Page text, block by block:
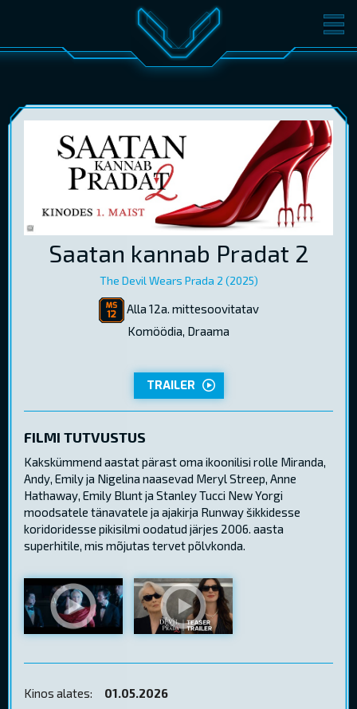
FILMID PILETID
KINKEKAARDID
RUS LOGI SISSE
Saatan kannab Pradat 2
The Devil Wears Prada 2 (2025)
Alla 12a. mittesoovitatav
Komöödia, Draama
TRAILER
FILMI TUTVUSTUS
Kakskümmend aastat pärast oma ikoonilisi rolle Miranda,
Andy, Emily ja Nigelina naasevad Meryl Streep, Anne
Hathaway, Emily Blunt ja Stanley Tucci New Yorgi
moodsatele tänavatele ja ajakirja Runway šikkidesse
koridoridesse pikisilmi oodatud järjes 2006. aasta
superhitile, mis mõjutas tervet põlvkonda.
Kinos alates:
01.05.2026